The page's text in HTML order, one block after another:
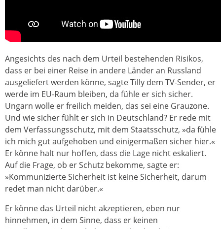
Angesichts des nach dem Urteil bestehenden Risikos,
dass er bei einer Reise in andere Länder an Russland
ausgeliefert werden könne, sagte Tilly dem TV-Sender, er
werde im EU-Raum bleiben, da fühle er sich sicher.
Ungarn wolle er freilich meiden, das sei eine Grauzone.
Und wie sicher fühlt er sich in Deutschland? Er rede mit
dem Verfassungsschutz, mit dem Staatsschutz, »da fühle
ich mich gut aufgehoben und einigermaßen sicher hier.«
Er könne halt nur hoffen, dass die Lage nicht eskaliert.
Auf die Frage, ob er Schutz bekomme, sagte er:
»Kommunizierte Sicherheit ist keine Sicherheit, darum
redet man nicht darüber.«
Er könne das Urteil nicht akzeptieren, eben nur
hinnehmen, in dem Sinne, dass er keinen